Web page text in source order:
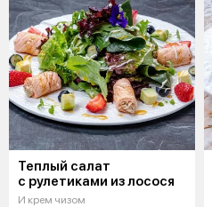
Теплый салат
с рулетиками из лосося
И крем чизом